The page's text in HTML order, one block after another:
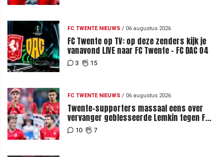
FC TWENTE NIEUWS / 06 augustus 2026
FC Twente op TV: op deze zenders kijk je
vanavond LIVE naar FC Twente - FC DAC 04
3 15
FC TWENTE NIEUWS / 06 augustus 2026
Twente-supporters massaal eens over
vervanger geblesseerde Lemkin tegen FC
DAC 04
10 7